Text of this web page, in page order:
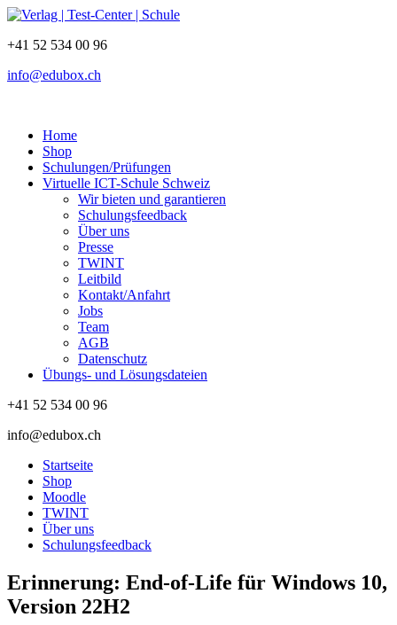
+41 52 534 00 96
info@edubox.ch
Home
Shop
Schulungen/Prüfungen
Virtuelle ICT-Schule Schweiz
Wir bieten und garantieren
Schulungsfeedback
Über uns
Presse
TWINT
Leitbild
Kontakt/Anfahrt
Jobs
Team
AGB
Datenschutz
Übungs- und Lösungsdateien
+41 52 534 00 96
info@edubox.ch
Startseite
Shop
Moodle
TWINT
Über uns
Schulungsfeedback
Erinnerung: End-of-Life für Windows 10,
Version 22H2